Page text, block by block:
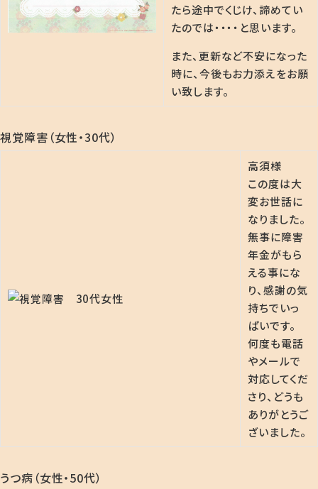
たら途中でくじけ、諦めてい
たのでは・・・・と思います。
また、更新など不安になった
時に、今後もお力添えをお願
い致します。
視覚障害（女性・30代）
高須様
この度は大
変お世話に
なりました。
無事に障害
年金がもら
える事にな
り、感謝の気
持ちでいっ
ぱいです。
何度も電話
やメールで
対応してくだ
さり、どうも
ありがとうご
ざいました。
うつ病（女性・50代）